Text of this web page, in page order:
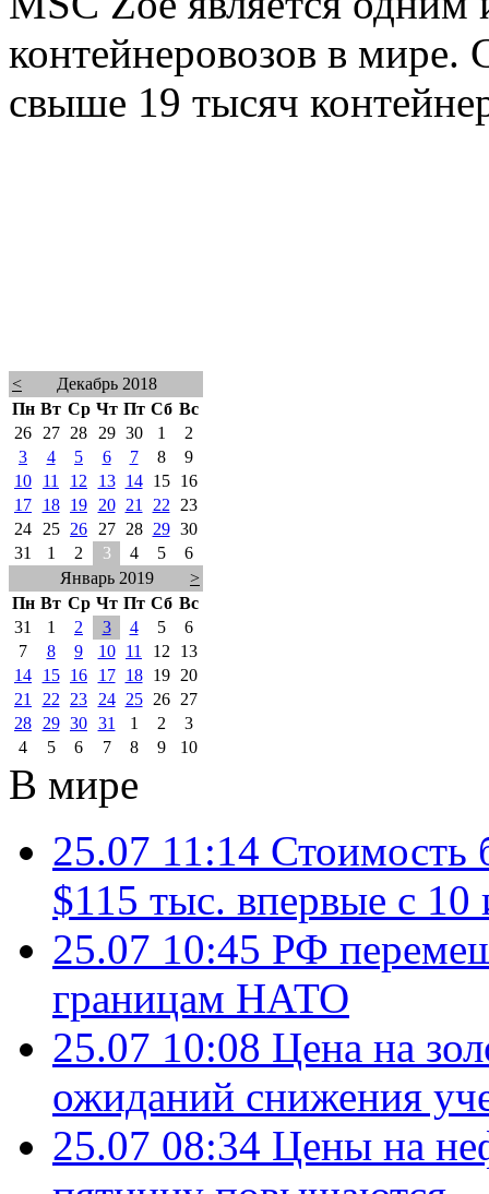
контейнеровозов в мире.
свыше 19 тысяч
<
Декабрь 2018
Пн Вт Ср Чт Пт Сб Вс
26
27 28 29 30 1
2
3
4 5 6 7 8
9
10
11 12 13 14 15
16
17
18 19 20 21 22
23
24
25 26 27 28 29 30
31
1 2 3 4 5
6
Январь 2019
>
Пн Вт Ср Чт Пт Сб Вс
31
1 2 3 4 5
6
7
8 9 10 11 12
13
14
15 16 17 18 19
20
21
22 23 24 25 26
27
28
29 30 31 1 2
3
4
5 6 7 8 9 10
В мире
25.07 11:14 Стоимость
$115 тыс. впервые с 10
25.07 10:45 РФ
границам НАТО
25.07 10:08 Цена на
ожиданий снижения
25.07 08:34 Цены на